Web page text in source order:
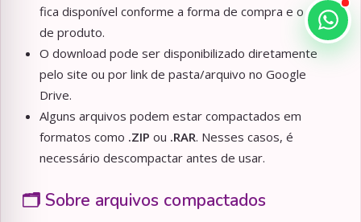
fica disponível conforme a forma de compra e o tipo
de produto.
O download pode ser disponibilizado diretamente
pelo site ou por link de pasta/arquivo no Google
Drive.
Alguns arquivos podem estar compactados em
formatos como .ZIP ou .RAR. Nesses casos, é
necessário descompactar antes de usar.
🗂️ Sobre arquivos compactados